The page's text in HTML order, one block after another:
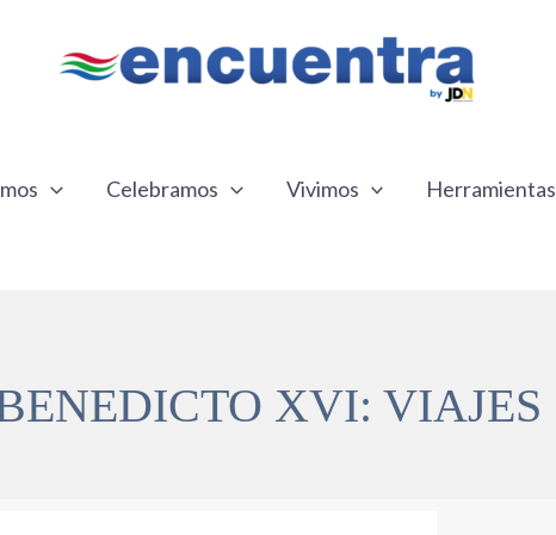
Celebramos Vivimos Herramientas
XVI: VIAJES